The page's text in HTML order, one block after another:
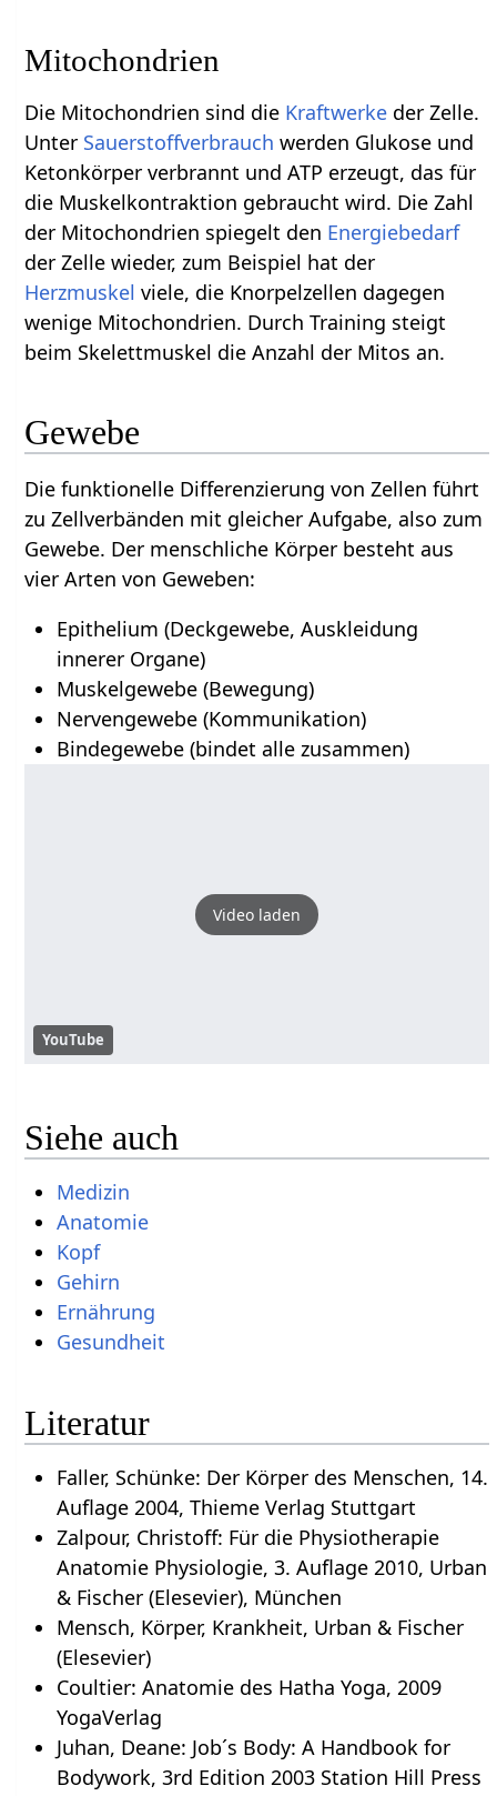
Mitochondrien
Die Mitochondrien sind die Kraftwerke der Zelle.
Unter Sauerstoffverbrauch werden Glukose und
Ketonkörper verbrannt und ATP erzeugt, das für
die Muskelkontraktion gebraucht wird. Die Zahl
der Mitochondrien spiegelt den Energiebedarf
der Zelle wieder, zum Beispiel hat der
Herzmuskel viele, die Knorpelzellen dagegen
wenige Mitochondrien. Durch Training steigt
beim Skelettmuskel die Anzahl der Mitos an.
Gewebe
Die funktionelle Differenzierung von Zellen führt
zu Zellverbänden mit gleicher Aufgabe, also zum
Gewebe. Der menschliche Körper besteht aus
vier Arten von Geweben:
Epithelium (Deckgewebe, Auskleidung
innerer Organe)
Muskelgewebe (Bewegung)
Nervengewebe (Kommunikation)
Bindegewebe (bindet alle zusammen)
Video laden
YouTube
Siehe auch
Medizin
Anatomie
Kopf
Gehirn
Ernährung
Gesundheit
Literatur
Faller, Schünke: Der Körper des Menschen, 14.
Auflage 2004, Thieme Verlag Stuttgart
Zalpour, Christoff: Für die Physiotherapie
Anatomie Physiologie, 3. Auflage 2010, Urban
& Fischer (Elesevier), München
Mensch, Körper, Krankheit, Urban & Fischer
(Elesevier)
Coultier: Anatomie des Hatha Yoga, 2009
YogaVerlag
Juhan, Deane: Job´s Body: A Handbook for
Bodywork, 3rd Edition 2003 Station Hill Press